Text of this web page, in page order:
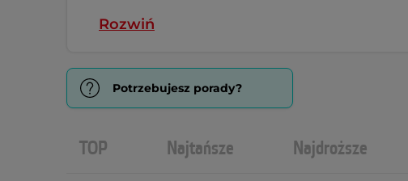
Rozwiń
Potrzebujesz porady?
TOP Najtańsze Najdroższe